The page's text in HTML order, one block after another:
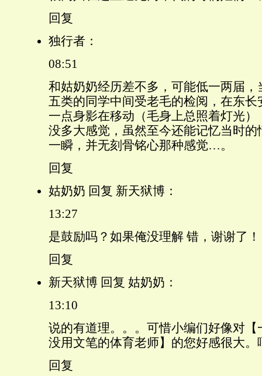
回复
独行者：
08:51
和姑奶奶经历差不多，可能低一两届
五类的同学中间受老毛的检阅，在东
一点身影在移动（毛身上总照着灯光
没多大感觉，虽然至今还能记忆当时
一瞬，并无刻骨铭心那种感觉…。
回复
姑奶奶 回复 新天狱博：
13:27
是鼓励吗？如果俺没理解 错，谢谢了！
回复
新天狱博 回复 姑奶奶：
13:10
说的有道理。。。可惜小编们好像对【
没用文笔的体育老师】的您好感很大。
回复